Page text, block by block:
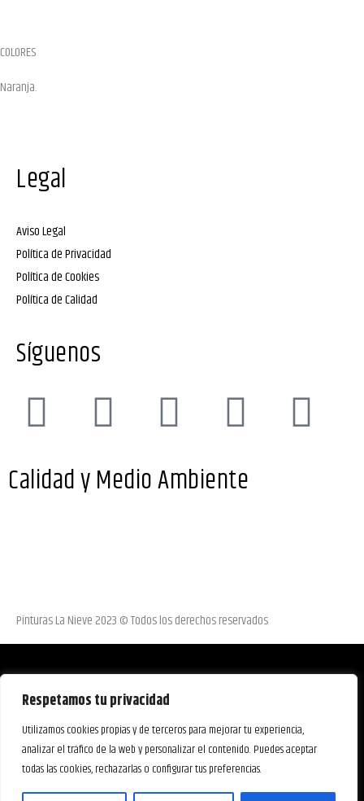
Respetamos tu privacidad
Utilizamos cookies propias y de terceros para mejorar tu experiencia,
analizar el tráfico de la web y personalizar el contenido. Puedes aceptar
todas las cookies, rechazarlas o configurar tus preferencias.
COLORES
Naranja.
Legal
Aviso Legal
Política de Privacidad
Política de Cookies
Política de Calidad
Síguenos
Calidad y Medio Ambiente
Pinturas La Nieve 2023 © Todos los derechos reservados